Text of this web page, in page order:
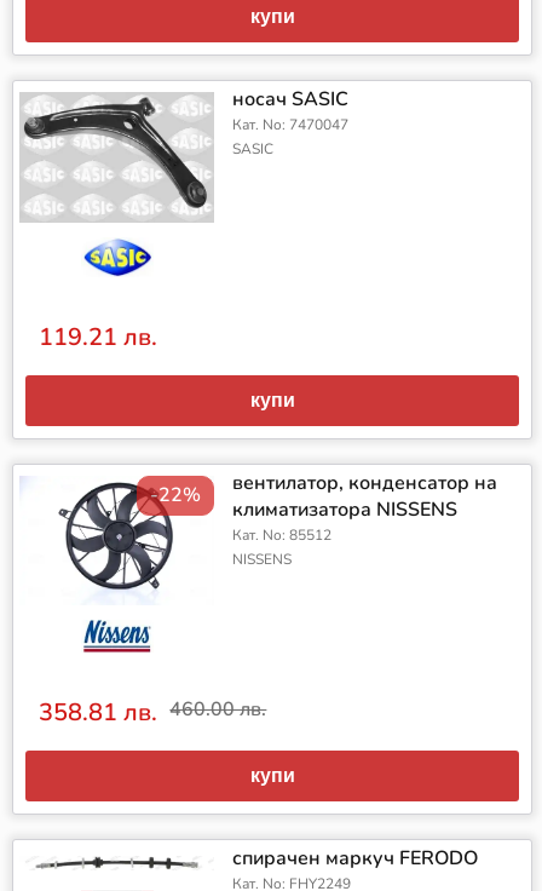
купи
носач SASIC
Кат. No: 7470047
SASIC
119.21 лв.
купи
-22%
вентилатор, конденсатор на
климатизатора NISSENS
Кат. No: 85512
NISSENS
358.81 лв. 460.00 лв.
купи
спирачен маркуч FERODO
Кат. No: FHY2249